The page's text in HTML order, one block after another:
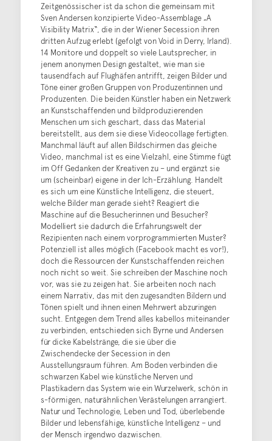
Zeitgenössischer ist da schon die gemeinsam mit
Sven Andersen konzipierte Video-Assemblage „A
Visibility Matrix“, die in der Wiener Secession ihren
dritten Aufzug erlebt (gefolgt von Void in Derry, Irland).
14 Monitore und doppelt so viele Lautsprecher, in
jenem anonymen Design gestaltet, wie man sie
tausendfach auf Flughäfen antrifft, zeigen Bilder und
Töne einer großen Gruppen von Produzentinnen und
Produzenten. Die beiden Künstler haben ein Netzwerk
an Kunstschaffenden und bildproduzierenden
Menschen um sich geschart, dass das Material
bereitstellt, aus dem sie diese Videocollage fertigten.
Manchmal läuft auf allen Bildschirmen das gleiche
Video, manchmal ist es eine Vielzahl, eine Stimme fügt
im Off Gedanken der Kreativen zu – und ergänzt sie
um (scheinbar) eigene in der Ich-Erzählung. Handelt
es sich um eine Künstliche Intelligenz, die steuert,
welche Bilder man gerade sieht? Reagiert die
Maschine auf die Besucherinnen und Besucher?
Modelliert sie dadurch die Erfahrungswelt der
Rezipienten nach einem vorprogrammierten Muster?
Potenziell ist alles möglich (Facebook macht es vor!),
doch die Ressourcen der Kunstschaffenden reichen
noch nicht so weit. Sie schreiben der Maschine noch
vor, was sie zu zeigen hat. Sie arbeiten noch nach
einem Narrativ, das mit den zugesandten Bildern und
Tönen spielt und ihnen einen Mehrwert abzuringen
sucht. Entgegen dem Trend alles kabellos miteinander
zu verbinden, entschieden sich Byrne und Andersen
für dicke Kabelstränge, die sie über die
Zwischendecke der Secession in den
Ausstellungsraum führen. Am Boden verbinden die
schwarzen Kabel wie künstliche Nerven und
Plastikadern das System wie ein Wurzelwerk, schön in
s-förmigen, naturähnlichen Verästelungen arrangiert.
Natur und Technologie, Leben und Tod, überlebende
Bilder und lebensfähige, künstliche Intelligenz – und
der Mensch irgendwo dazwischen.